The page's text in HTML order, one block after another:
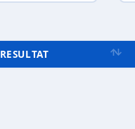
RESULTAT